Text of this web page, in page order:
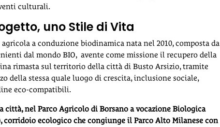
culturali.
uno Stile di Vita
a conduzione biodinamica nata nel 2010, composta da
dal mondo BIO, avente come missione il recupero della
rimasta sul territorio della città di Busto Arsizio, tramite
della stessa quale luogo di crescita, inclusione sociale,
eco-compatibili.
città, nel Parco Agricolo di Borsano a vocazione Biologica
corridoio ecologico che congiunge il Parco Alto Milanese con